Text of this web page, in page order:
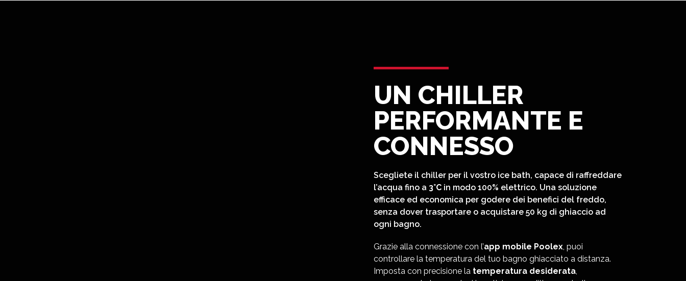
UN CHILLER
PERFORMANTE E
CONNESSO
Scegliete il chiller per il vostro ice bath, capace di raffreddare
l’acqua fino a 3°C in modo 100% elettrico. Una soluzione
efficace ed economica per godere dei benefici del freddo,
senza dover trasportare o acquistare 50 kg di ghiaccio ad
ogni bagno.
Grazie alla connessione con l’app mobile Poolex , puoi
controllare la temperatura del tuo bagno ghiacciato a distanza.
Imposta con precisione la temperatura desiderata